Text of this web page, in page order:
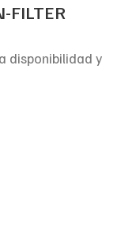
FILTER
disponibilidad y